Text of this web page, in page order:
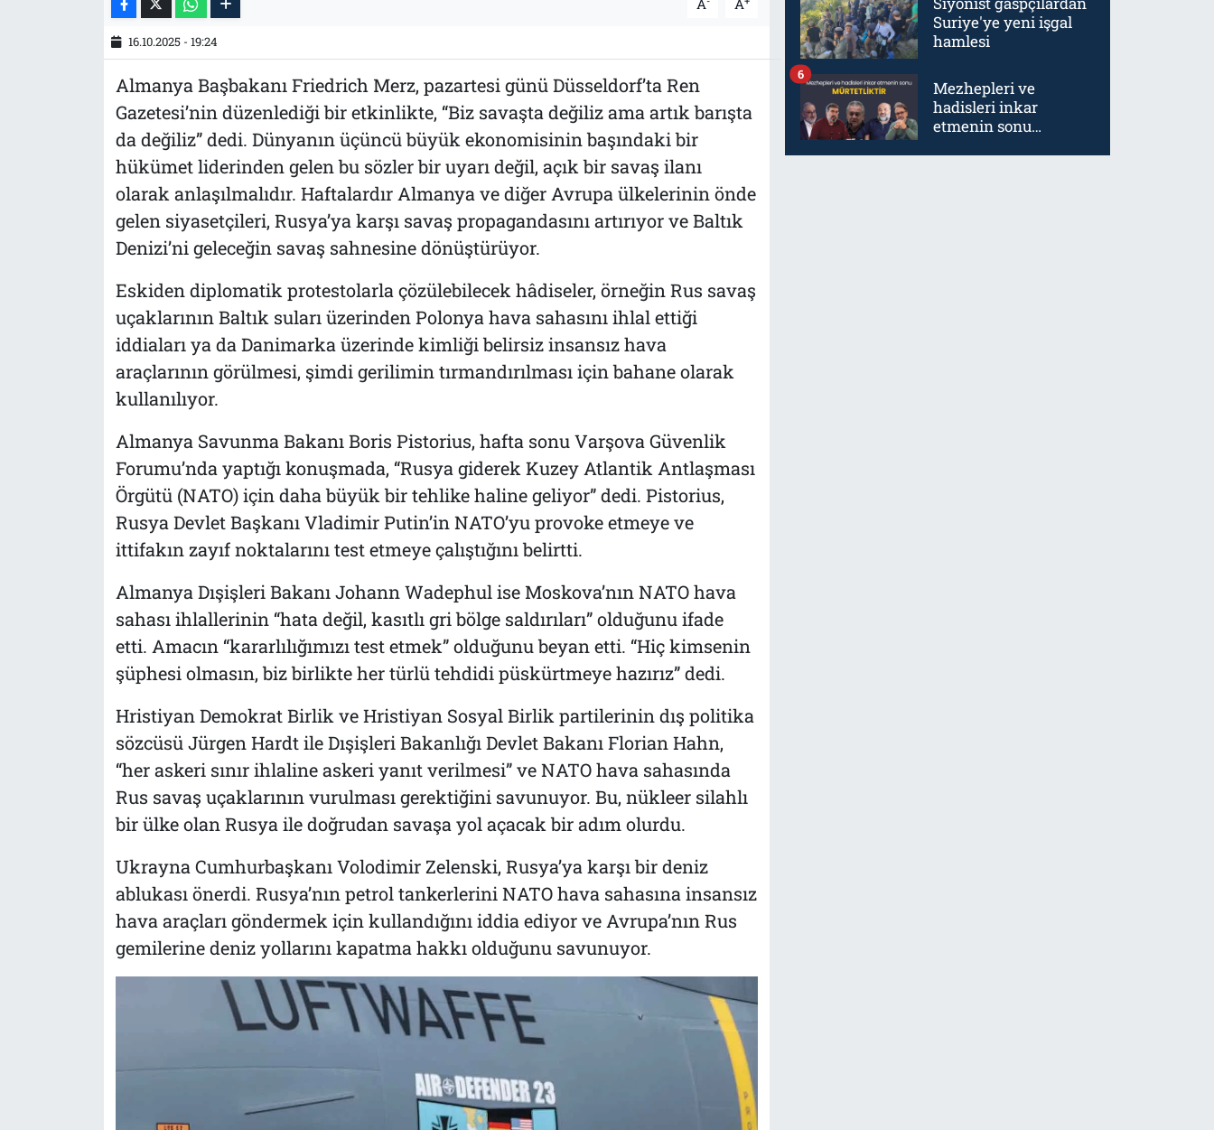
A A
16.10.2025 - 19:24
Almanya Başbakanı Friedrich Merz, pazartesi günü Düsseldorf’ta Ren
Gazetesi’nin düzenlediği bir etkinlikte, “Biz savaşta değiliz ama artık barışta
da değiliz” dedi. Dünyanın üçüncü büyük ekonomisinin başındaki bir
hükümet liderinden gelen bu sözler bir uyarı değil, açık bir savaş ilanı
olarak anlaşılmalıdır. Haftalardır Almanya ve diğer Avrupa ülkelerinin önde
gelen siyasetçileri, Rusya’ya karşı savaş propagandasını artırıyor ve Baltık
Denizi’ni geleceğin savaş sahnesine dönüştürüyor.
Eskiden diplomatik protestolarla çözülebilecek hâdiseler, örneğin Rus savaş
uçaklarının Baltık suları üzerinden Polonya hava sahasını ihlal ettiği
iddiaları ya da Danimarka üzerinde kimliği belirsiz insansız hava
araçlarının görülmesi, şimdi gerilimin tırmandırılması için bahane olarak
kullanılıyor.
Almanya Savunma Bakanı Boris Pistorius, hafta sonu Varşova Güvenlik
Forumu’nda yaptığı konuşmada, “Rusya giderek Kuzey Atlantik Antlaşması
Örgütü (NATO) için daha büyük bir tehlike haline geliyor” dedi. Pistorius,
Rusya Devlet Başkanı Vladimir Putin’in NATO’yu provoke etmeye ve
ittifakın zayıf noktalarını test etmeye çalıştığını belirtti.
Almanya Dışişleri Bakanı Johann Wadephul ise Moskova’nın NATO hava
sahası ihlallerinin “hata değil, kasıtlı gri bölge saldırıları” olduğunu ifade
etti. Amacın “kararlılığımızı test etmek” olduğunu beyan etti. “Hiç kimsenin
şüphesi olmasın, biz birlikte her türlü tehdidi püskürtmeye hazırız” dedi.
Hristiyan Demokrat Birlik ve Hristiyan Sosyal Birlik partilerinin dış politika
sözcüsü Jürgen Hardt ile Dışişleri Bakanlığı Devlet Bakanı Florian Hahn,
“her askeri sınır ihlaline askeri yanıt verilmesi” ve NATO hava sahasında
Rus savaş uçaklarının vurulması gerektiğini savunuyor. Bu, nükleer silahlı
bir ülke olan Rusya ile doğrudan savaşa yol açacak bir adım olurdu.
Ukrayna Cumhurbaşkanı Volodimir Zelenski, Rusya’ya karşı bir deniz
ablukası önerdi. Rusya’nın petrol tankerlerini NATO hava sahasına insansız
hava araçları göndermek için kullandığını iddia ediyor ve Avrupa’nın Rus
gemilerine deniz yollarını kapatma hakkı olduğunu savunuyor.
Suriye'ye yeni işgal
hamlesi
Mezhepleri ve
hadisleri inkar
etmenin sonu
6